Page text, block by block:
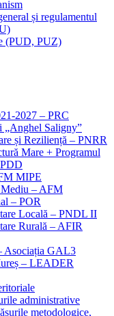
și regulamentul
(PUD, PUZ)
2027 – PRC
„Anghel Saligny”
și Reziliență – PNRR
Mare + Programul
MIPE
– AFM
– POR
Locală – PNDL II
Rurală – AFIR
Asociația GAL3
– LEADER
administrative
metodologice,